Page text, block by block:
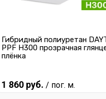
Гибридный полиуретан
PPF H300 прозрачная
плёнка
1 860 руб. / пог. м.